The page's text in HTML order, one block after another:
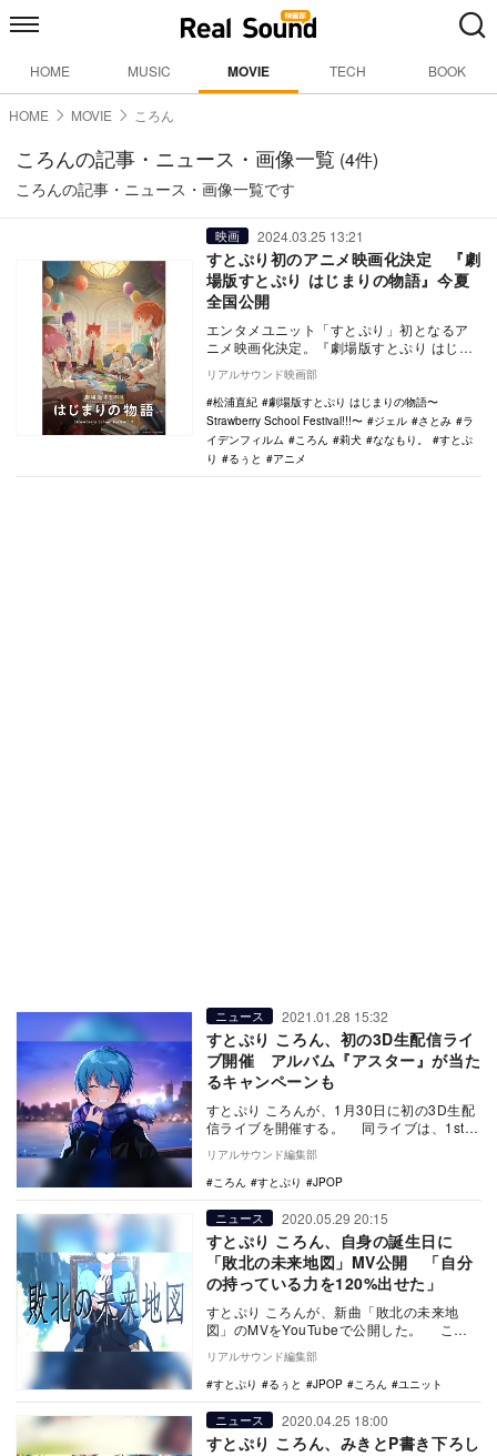
HOME MUSIC MOVIE TECH BOOK
HOME MOVIE ころん
ころんの記事・ニュース・画像一覧 (4件)
ころんの記事・ニュース・画像一覧です
映画 2024.03.25 13:21
すとぷり初のアニメ映画化決定 『劇
場版すとぷり はじまりの物語』今夏
全国公開
エンタメユニット「すとぷり」初となるア
ニメ映画化決定。『劇場版すとぷり はじま
りの物語〜Strawberry School Fe…
リアルサウンド映画部
松浦直紀
劇場版すとぷり はじまりの物語〜
Strawberry School Festival!!!〜
ジェル さとみ
ラ
イデンフィルム
ころん 莉犬 ななもり。
すとぷ
り
るぅと アニメ
ニュース 2021.01.28 15:32
すとぷり ころん、初の3D生配信ライ
ブ開催 アルバム『アスター』が当た
るキャンペーンも
すとぷり ころんが、1月30日に初の3D生配
信ライブを開催する。 同ライブは、1stフ
ルアルバム『アスター』リリースを記…
リアルサウンド編集部
ころん
すとぷり JPOP
ニュース 2020.05.29 20:15
すとぷり ころん、自身の誕生日に
「敗北の未来地図」MV公開 「自分
の持っている力を120%出せた」
すとぷり ころんが、新曲「敗北の未来地
図」のMVをYouTubeで公開した。 ころ
んは、YouTubeやツイキャスなどで…
リアルサウンド編集部
すとぷり
るぅと JPOP ころん ユニット
ニュース 2020.04.25 18:00
すとぷり ころん、みきとP書き下ろし